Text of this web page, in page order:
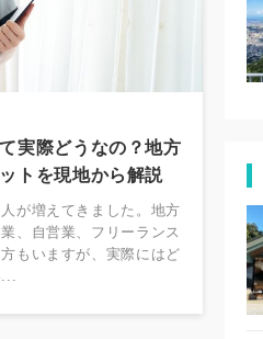
実際どうなの？地方
トを現地から解説
が増えてきました。地方
、自営業、フリーランス
もいますが、実際にはど
...